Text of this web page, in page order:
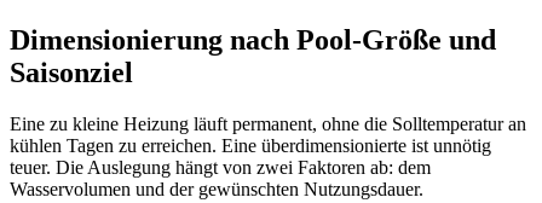
Dimensionierung nach Pool-Größe und
Saisonziel
Eine zu kleine Heizung läuft permanent, ohne die Solltemperatur an
kühlen Tagen zu erreichen. Eine überdimensionierte ist unnötig
teuer. Die Auslegung hängt von zwei Faktoren ab: dem
Wasservolumen und der gewünschten Nutzungsdauer.